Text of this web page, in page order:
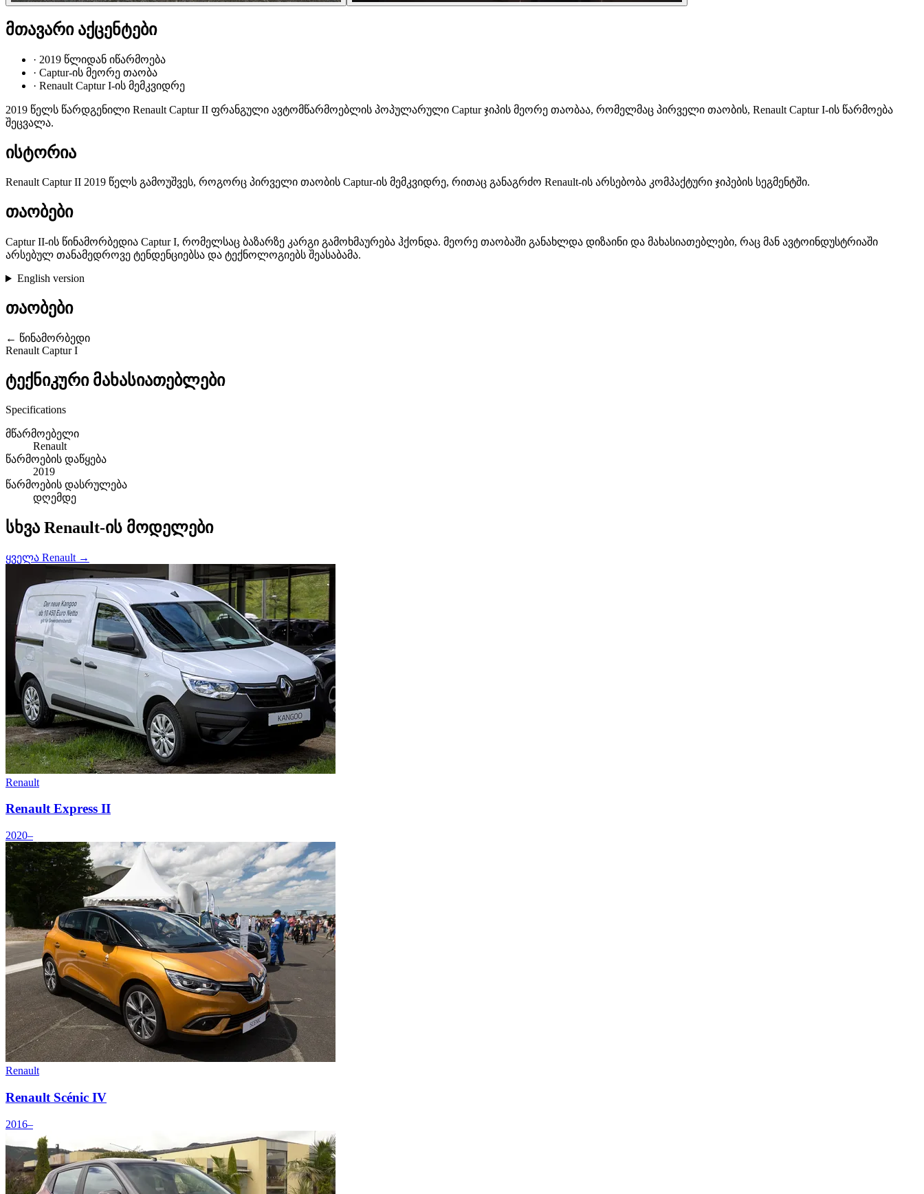
მთავარი აქცენტები
· 2019 წლიდან იწარმოება
· Captur-ის მეორე თაობა
· Renault Captur I-ის მემკვიდრე
2019 წელს წარდგენილი Renault Captur II ფრანგული ავტომწარმოებლის პოპულარული Captur ჯიპის მეორე თაობაა, რომელმაც პირველი თაობის, Renault Captur I-ის წარმოება
შეცვალა.
ისტორია
Renault Captur II 2019 წელს გამოუშვეს, როგორც პირველი თაობის Captur-ის მემკვიდრე, რითაც განაგრძო Renault-ის არსებობა კომპაქტური ჯიპების სეგმენტში.
თაობები
Captur II-ის წინამორბედია Captur I, რომელსაც ბაზარზე კარგი გამოხმაურება ჰქონდა. მეორე თაობაში განახლდა დიზაინი და მახასიათებლები, რაც მან ავტოინდუსტრიაში
არსებულ თანამედროვე ტენდენციებსა და ტექნოლოგიებს შეასაბამა.
English version
თაობები
← წინამორბედი
Renault Captur I
ტექნიკური მახასიათებლები
Specifications
მწარმოებელი
Renault
წარმოების დაწყება
2019
წარმოების დასრულება
დღემდე
სხვა Renault-ის მოდელები
ყველა Renault →
Renault
Renault Express II
2020–
Renault
Renault Scénic IV
2016–